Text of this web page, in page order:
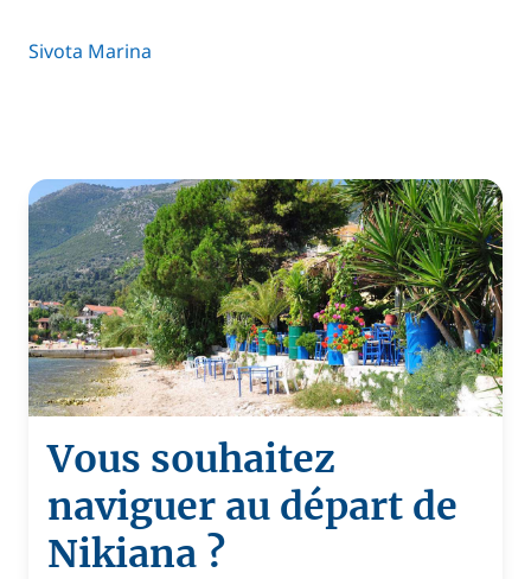
Sivota Marina
Vous souhaitez
naviguer au départ de
Nikiana ?